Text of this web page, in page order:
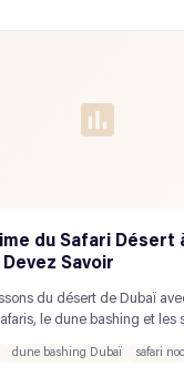
du Safari Désert
Savoir
du désert de Dubaï
le dune bashing et les
dune bashing Dubaï safari